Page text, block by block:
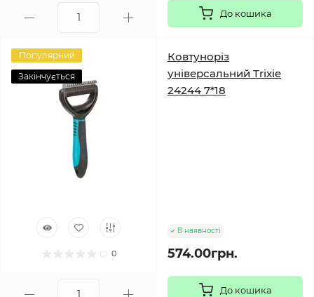
До кошика
Популярний
Закінчується
0
Ковтуноріз
універсальний Trixie
24244 7*18
В наявності
574.00грн.
До кошика